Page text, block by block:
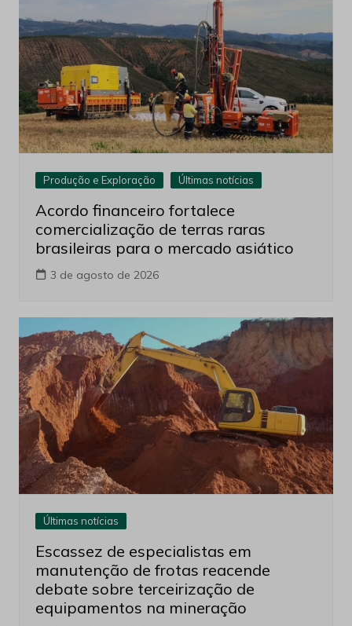
Produção e Exploração Últimas notícias
Acordo financeiro fortalece
comercialização de terras raras
brasileiras para o mercado asiático
3 de agosto de 2026
Últimas notícias
Escassez de especialistas em
manutenção de frotas reacende
debate sobre terceirização de
equipamentos na mineração